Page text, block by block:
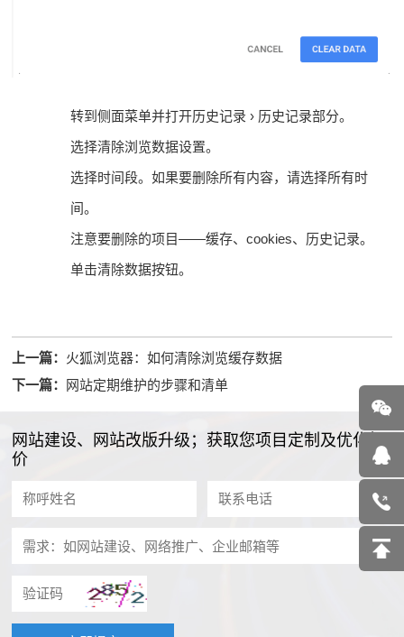
转到侧面菜单并打开历史记录 › 历史记录部分。
选择清除浏览数据设置。
选择时间段。如果要删除所有内容，请选择所有时
间。
注意要删除的项目——缓存、cookies、历史记录。
单击清除数据按钮。
上一篇： 火狐浏览器：如何清除浏览缓存数据
下一篇： 网站定期维护的步骤和清单
网站建设、网站改版升级；获取您项目定制及优化报
价